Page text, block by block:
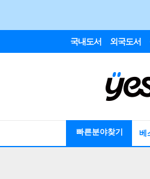
국내도서 외국도서
빠른분야찾기 베